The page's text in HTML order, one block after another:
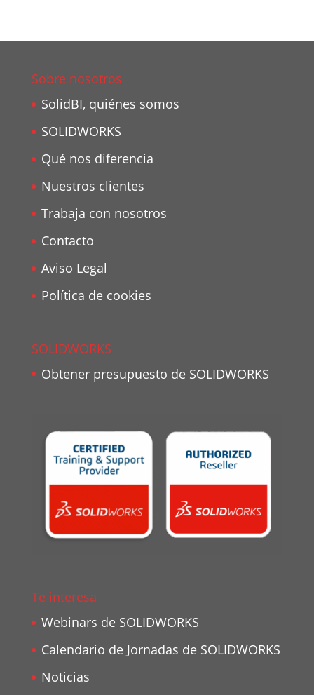
Sobre nosotros
SolidBI, quiénes somos
SOLIDWORKS
Qué nos diferencia
Nuestros clientes
Trabaja con nosotros
Contacto
Aviso Legal
Política de cookies
SOLIDWORKS
Obtener presupuesto de SOLIDWORKS
Te interesa
Webinars de SOLIDWORKS
Calendario de Jornadas de SOLIDWORKS
Noticias